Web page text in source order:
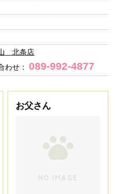
北条店
わせ： 089-992-4877
お父さん